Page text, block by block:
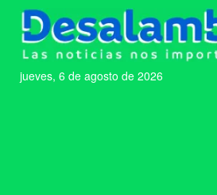
jueves, 6 de agosto de 2026